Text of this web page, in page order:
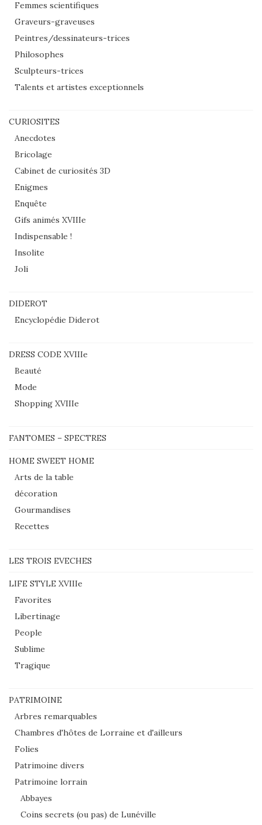
Femmes scientifiques
Graveurs-graveuses
Peintres/dessinateurs-trices
Philosophes
Sculpteurs-trices
Talents et artistes exceptionnels
CURIOSITES
Anecdotes
Bricolage
Cabinet de curiosités 3D
Enigmes
Enquête
Gifs animés XVIIIe
Indispensable !
Insolite
Joli
DIDEROT
Encyclopédie Diderot
DRESS CODE XVIIIe
Beauté
Mode
Shopping XVIIIe
FANTOMES – SPECTRES
HOME SWEET HOME
Arts de la table
décoration
Gourmandises
Recettes
LES TROIS EVECHES
LIFE STYLE XVIIIe
Favorites
Libertinage
People
Sublime
Tragique
PATRIMOINE
Arbres remarquables
Chambres d'hôtes de Lorraine et d'ailleurs
Folies
Patrimoine divers
Patrimoine lorrain
Abbayes
Coins secrets (ou pas) de Lunéville